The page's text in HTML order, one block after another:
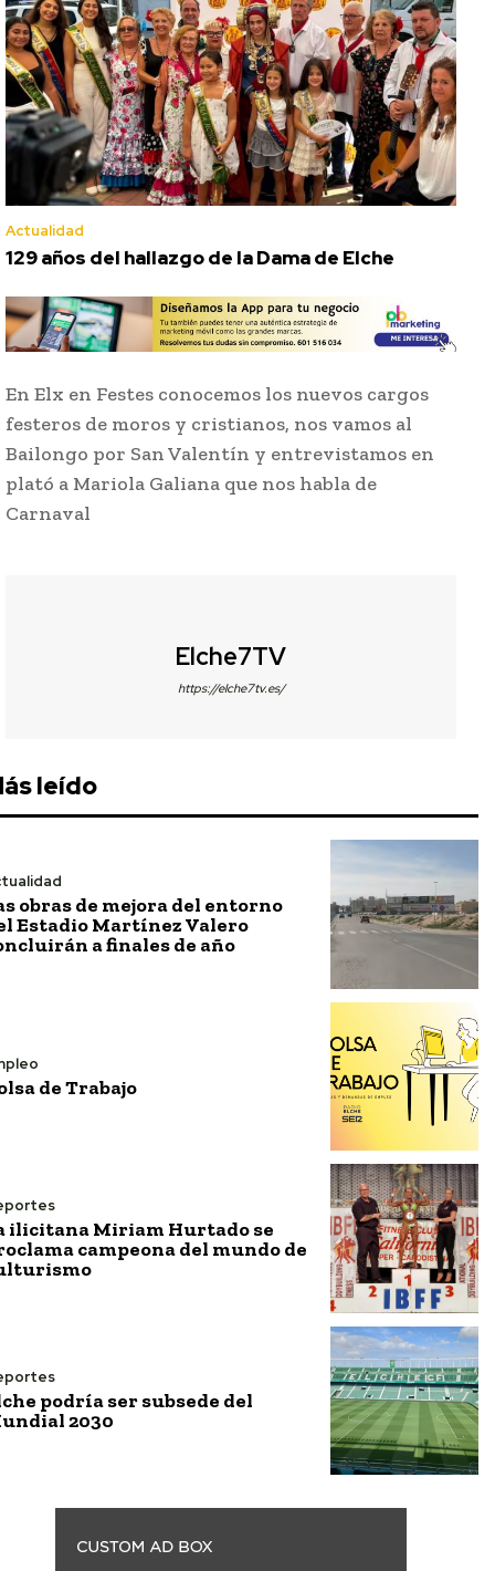
Actualidad
129 años del hallazgo de la Dama de Elche
En Elx en Festes conocemos los nuevos cargos
festeros de moros y cristianos, nos vamos al
Bailongo por San Valentín y entrevistamos en
plató a Mariola Galiana que nos habla de
Carnaval
Elche7TV
https://elche7tv.es/
leído
obras de mejora del entorno
Estadio Martínez Valero
a finales de año
de Trabajo
ilicitana Miriam Hurtado se
campeona del mundo de
podría ser subsede del
2030